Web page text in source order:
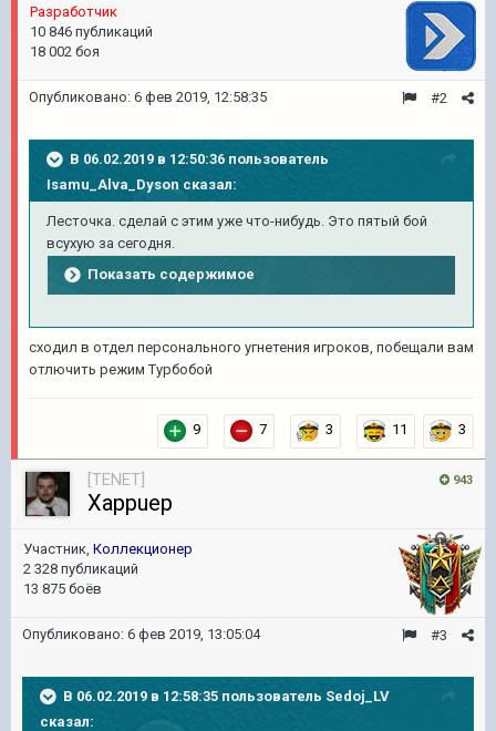
Pазработчик
10 846 публикаций
18 002 боя
#2
Опубликовано: 6 фев 2019, 12:58:35
В 06.02.2019 в 12:50:36 пользователь
Isamu_Alva_Dyson сказал:
Лесточка. сделай с этим уже что-нибудь. Это пятый бой
всухую за сегодня.
Показать содержимое
сходил в отдел персонального угнетения игроков, побещали вам
отлючить режим Турбобой
9 7 3 11 3
943
[TENET]
Xappuep
Участник, Коллекционер
2 328 публикаций
13 875 боёв
#3
Опубликовано: 6 фев 2019, 13:05:04
В 06.02.2019 в 12:58:35 пользователь Sedoj_LV
сказал: